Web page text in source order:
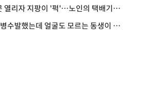
· 엘베 문 열리자 지팡이 '퍽'…노인의 택배기사 폭행 이유
· "20년 병수발했는데 얼굴도 모르는 동생이 유산 절반을"…배다른 형제 상속권 있을까